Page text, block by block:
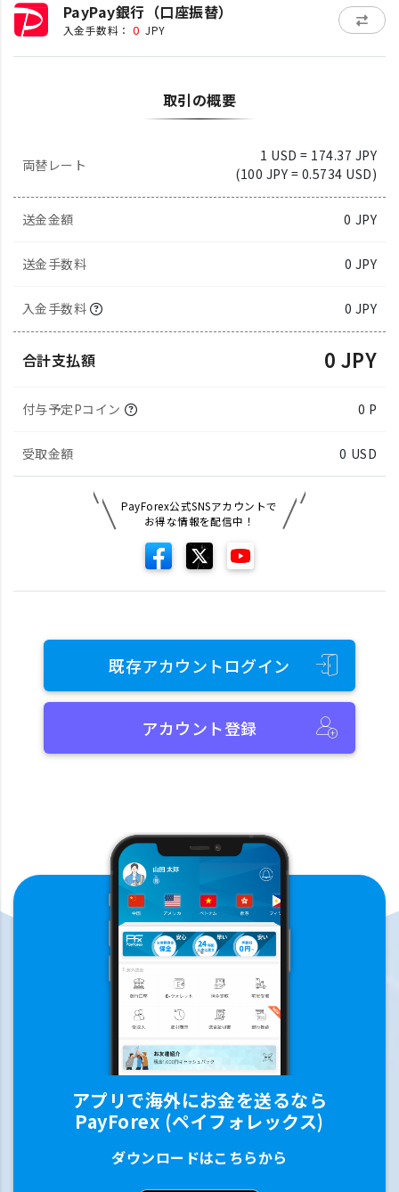
PayPay銀行（口座振替）
入金手数料： 0 JPY
取引の概要
両替レート
1 USD = 174.37 JPY
(100 JPY = 0.5734 USD)
送金金額 0 JPY
送金手数料 0 JPY
入金手数料 0 JPY
合計支払額 0 JPY
付与予定Pコイン 0 P
受取金額 0 USD
PayForex公式SNSアカウントで
お得な情報を配信中！
既存アカウントログイン
アカウント登録
アプリで海外にお金を送るなら
PayForex (ペイフォレックス)
ダウンロードはこちらから